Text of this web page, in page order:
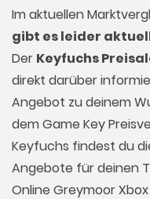
Im aktuellen
gibt es leider
Der Keyfuchs
direkt darüber
Angebot zu deinem
dem Game Key
Keyfuchs findest du
Angebote für deinen
Online Greymoor Xbox